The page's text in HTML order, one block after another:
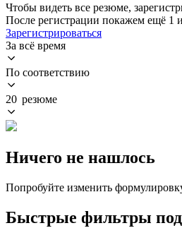
Чтобы видеть все резюме,
После регистрации покажем ещё 1
Зарегистрироваться
За всё время
По соответствию
20 резюме
Ничего не нашлось
Попробуйте изменить
Быстрые фильтры